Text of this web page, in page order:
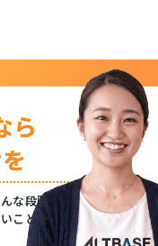
ら
な段階
ことを